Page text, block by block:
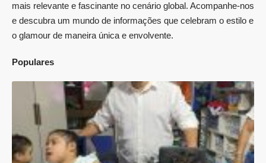
mais relevante e fascinante no cenário global. Acompanhe-nos
e descubra um mundo de informações que celebram o estilo e
o glamour de maneira única e envolvente.
Populares